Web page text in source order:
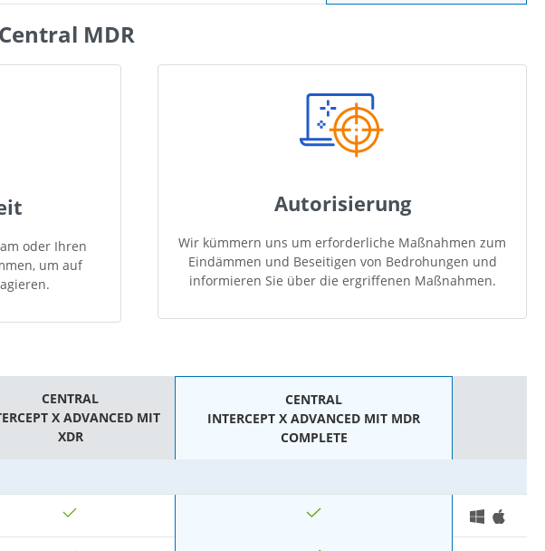
MDR
oder Ihren
um auf
Autorisierung
Wir kümmern uns um erforderliche Maßnahmen zum
Eindämmen und Beseitigen von Bedrohungen und
informieren Sie über die ergriffenen Maßnahmen.
CENTRAL
X ADVANCED MIT
XDR
CENTRAL
INTERCEPT X ADVANCED MIT MDR
COMPLETE